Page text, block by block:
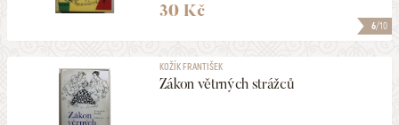
6/10
30 Kč
KOŽÍK FRANTIŠEK
Zákon větrných strážců